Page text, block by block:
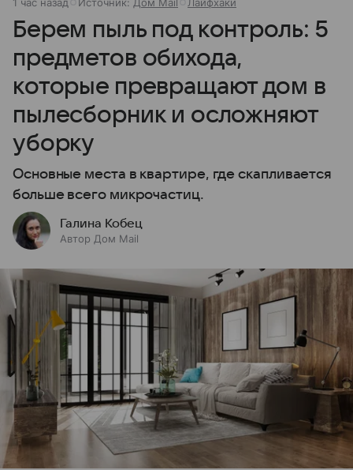
1 час назад Источник: Дом Mail Лайфхаки
Берем пыль под контроль: 5
предметов обихода,
которые превращают дом в
пылесборник и осложняют
уборку
Основные места в квартире, где скапливается
больше всего микрочастиц.
Галина Кобец
Автор Дом Mail